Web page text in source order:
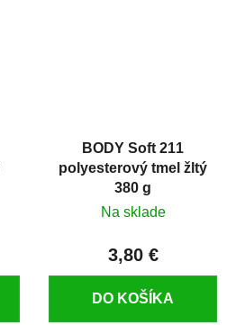
BODY Soft 211
polyesterový tmel žltý
380 g
Na sklade
3,80 €
DO KOŠÍKA